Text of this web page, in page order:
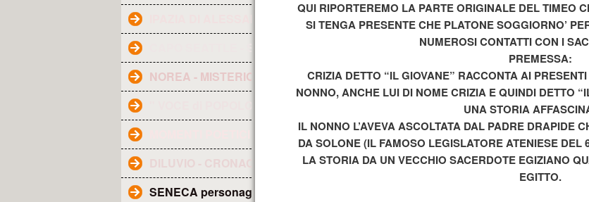
NOREA - MISTERIOSA FIGURA FEMMINILE NELLO GNOSTICISMO
DILUVIO - CRONACA - Dai racconti sumeri
SENECA personaggio e Glossario
QUI RIPORTEREMO LA PARTE ORIGINALE DEL TIMEO
SI TENGA PRESENTE CHE PLATONE SOGGIORNO’
NUMEROSI CONTATTI CON I
PREMESSA:
CRIZIA DETTO “IL GIOVANE” RACCONTA AI
NONNO, ANCHE LUI DI NOME CRIZIA E QUINDI DETTO
UNA STORIA
IL NONNO L’AVEVA ASCOLTATA DAL PADRE DRAPIDE
DA SOLONE (IL FAMOSO LEGISLATORE ATENIESE DEL
LA STORIA DA UN VECCHIO SACERDOTE EGIZIANO
EGITTO.